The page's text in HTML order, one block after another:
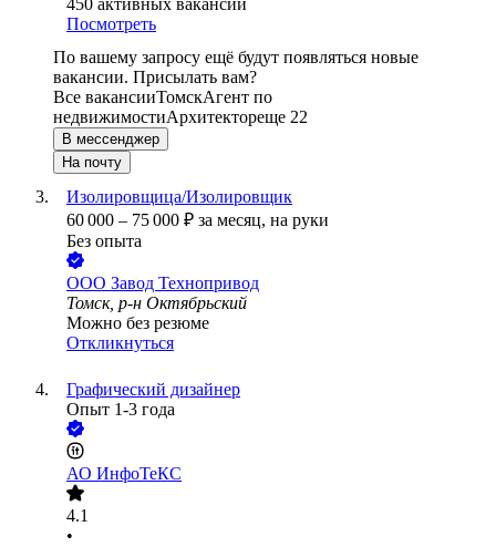
450 активных вакансий
Посмотреть
По вашему запросу ещё будут появляться новые
вакансии. Присылать вам?
Все вакансииТомскАгент по
недвижимостиАрхитектореще 22
В мессенджер
На почту
Изолировщица/Изолировщик
60 000 – 75 000 ₽ за месяц, на руки
Без опыта
ООО Завод Технопривод
Томск, р-н Октябрьский
Можно без резюме
Откликнуться
Графический дизайнер
Опыт 1-3 года
АО ИнфоТеКС
4.1
•